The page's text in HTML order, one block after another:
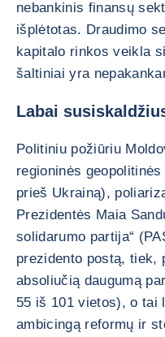
nebankinis finansų
išplėtotas. Draudimo
kapitalo rinkos veikla
šaltiniai yra
Labai
Politiniu požiūriu
regioninės
prieš Ukrainą),
Prezidentės Maia
solidarumo partija“
prezidento postą, tiek,
absoliučią daugumą
55 iš 101 vietos), o tai
ambicingą reformų ir